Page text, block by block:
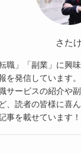
さたけ
転職」「副業」に興
を発信しています。
サービスの紹介や
、読者の皆様に喜
事を載せています！